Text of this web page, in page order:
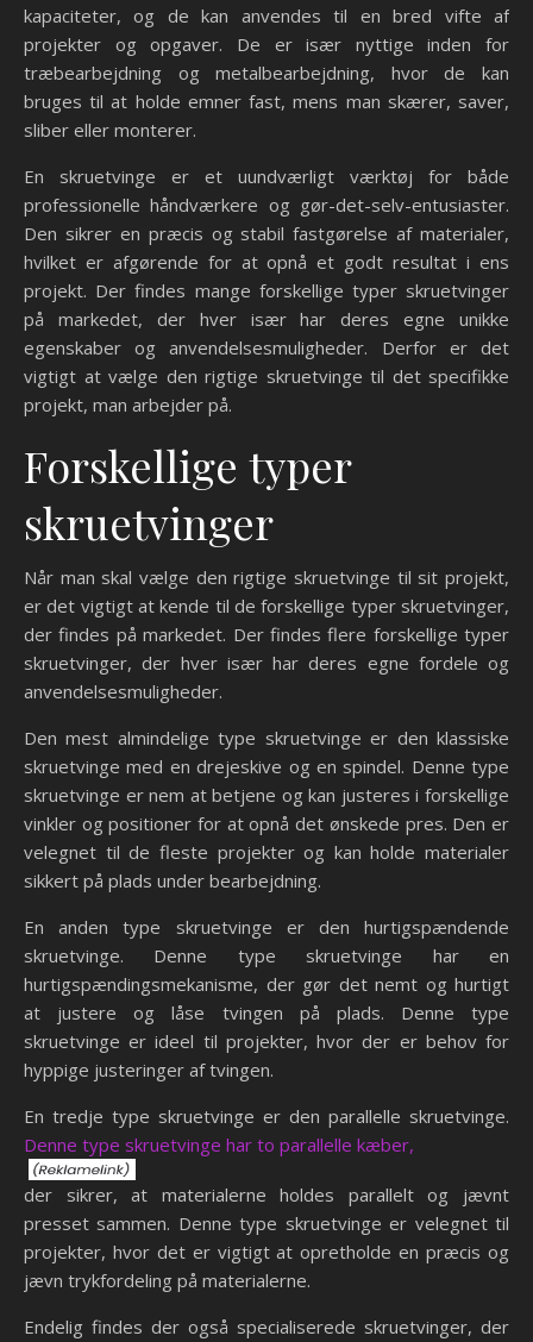
kapaciteter, og de kan anvendes til en bred vifte af
projekter og opgaver. De er især nyttige inden for
træbearbejdning og metalbearbejdning, hvor de kan
bruges til at holde emner fast, mens man skærer, saver,
sliber eller monterer.
En skruetvinge er et uundværligt værktøj for både
professionelle håndværkere og gør-det-selv-entusiaster.
Den sikrer en præcis og stabil fastgørelse af materialer,
hvilket er afgørende for at opnå et godt resultat i ens
projekt. Der findes mange forskellige typer skruetvinger
på markedet, der hver især har deres egne unikke
egenskaber og anvendelsesmuligheder. Derfor er det
vigtigt at vælge den rigtige skruetvinge til det specifikke
projekt, man arbejder på.
Forskellige typer
skruetvinger
Når man skal vælge den rigtige skruetvinge til sit projekt,
er det vigtigt at kende til de forskellige typer skruetvinger,
der findes på markedet. Der findes flere forskellige typer
skruetvinger, der hver især har deres egne fordele og
anvendelsesmuligheder.
Den mest almindelige type skruetvinge er den klassiske
skruetvinge med en drejeskive og en spindel. Denne type
skruetvinge er nem at betjene og kan justeres i forskellige
vinkler og positioner for at opnå det ønskede pres. Den er
velegnet til de fleste projekter og kan holde materialer
sikkert på plads under bearbejdning.
En anden type skruetvinge er den hurtigspændende
skruetvinge. Denne type skruetvinge har en
hurtigspændingsmekanisme, der gør det nemt og hurtigt
at justere og låse tvingen på plads. Denne type
skruetvinge er ideel til projekter, hvor der er behov for
hyppige justeringer af tvingen.
En tredje type skruetvinge er den parallelle skruetvinge.
Denne type skruetvinge har to parallelle kæber,
der sikrer, at materialerne holdes parallelt og jævnt
presset sammen. Denne type skruetvinge er velegnet til
projekter, hvor det er vigtigt at opretholde en præcis og
jævn trykfordeling på materialerne.
Endelig findes der også specialiserede skruetvinger, der